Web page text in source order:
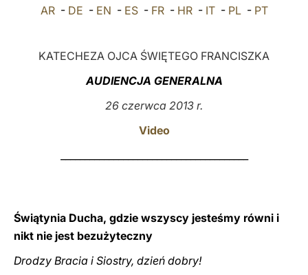
العربيّة
LATINE
AR- DE - EN - ES- FR- HR- IT- PL- PT
KATECHEZA OJCA ŚWIĘTEGO FRANCISZKA
AUDIENCJA GENERALNA
26 czerwca 2013 r.
Video
Świątynia Ducha, gdzie wszyscy jesteśmy równi i
nikt nie jest bezużyteczny
Drodzy Bracia i Siostry, dzień dobry!